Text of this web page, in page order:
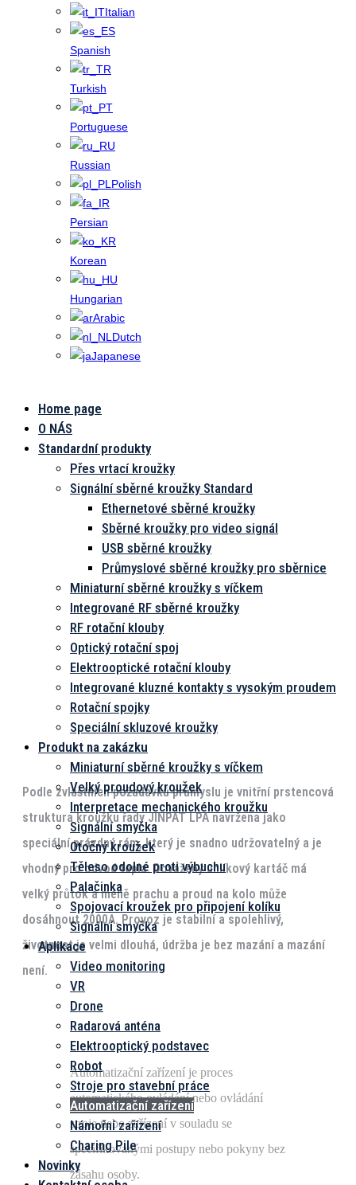
Italian
Spanish
Turkish
Portuguese
Russian
Polish
Persian
Korean
Hungarian
Arabic
Dutch
Japanese
Home page
O NÁS
Standardní produkty
Přes vrtací kroužky
Signální sběrné kroužky Standard
Ethernetové sběrné kroužky
Sběrné kroužky pro video signál
USB sběrné kroužky
Průmyslové sběrné kroužky pro sběrnice
Miniaturní sběrné kroužky s víčkem
Integrované RF sběrné kroužky
RF rotační klouby
Optický rotační spoj
Elektrooptické rotační klouby
Integrované kluzné kontakty s vysokým proudem
Rotační spojky
Speciální skluzové kroužky
Produkt na zakázku
Miniaturní sběrné kroužky s víčkem
Velký proudový kroužek
Interpretace mechanického kroužku
Signální smyčka
Otočný kroužek
Těleso odolné proti výbuchu
Palačinka
Spojovací kroužek pro připojení kolíku
Signální smyčka
Aplikace
Video monitoring
VR
Drone
Radarová anténa
Elektrooptický podstavec
Robot
Stroje pro stavební práce
Automatizační zařízení
Námořní zařízení
Charing Pile
Novinky
zařízení
Podle zvláštních požadavků průmyslu je vnitřní prstencová
struktura kroužku řady JINPAT LPA navržena jako
speciální prázdný rám, který je snadno udržovatelný a je
vhodný pro odvod tepla. Dovážený uhlíkový kartáč má
velký průtok a méně prachu a proud na kolo může
dosáhnout 2000A. Provoz je stabilní a spolehlivý,
životnost je velmi dlouhá, údržba je bez mazání a mazání
není.
Automatizační zařízení je proces
automatického ovládání nebo ovládání
stroje nebo zařízení v souladu se
specifikovanými postupy nebo pokyny bez
zásahu osoby.